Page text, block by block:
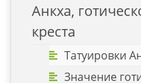
Анкха,
креста
Татуировки
Значение